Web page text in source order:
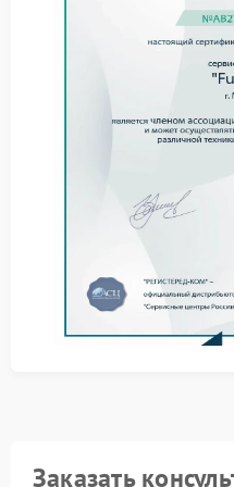
Если подобные
профессиональная
оборудования. Сервис
специализированные
состояния оптики и
Причины
Нарушение качества
смещение линз внутри
загрязнение матрицы
сбой в работе автофокуса;
ошибки программного
Заказать